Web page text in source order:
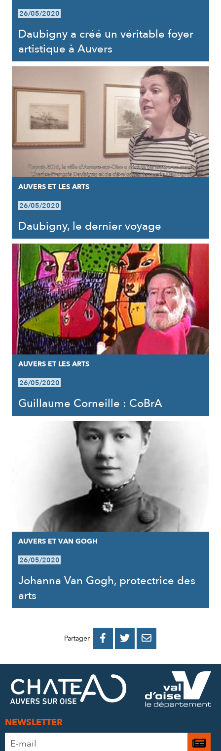
26/05/2020
Daubigny a créé un véritable foyer
artistique à Auvers
AUVERS ET LES ARTS
26/05/2020
Daubigny, le dernier voyage
AUVERS ET LES ARTS
26/05/2020
Guillaume Corneille : CoBrA
AUVERS ET VAN GOGH
26/05/2020
Johanna Van Gogh, protectrice des
arts
Partager 
PARTAGER
FACEBOOK
PARTAGER
PARTAGER
MAIL
NEWSLETTER
Adresse
Je